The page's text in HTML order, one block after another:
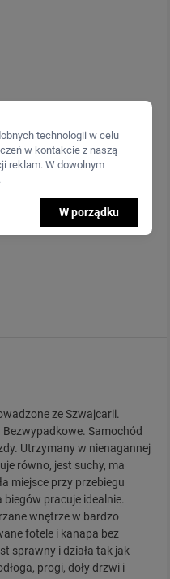
ze Szwajcarii.
Samochód
Utrzymany w nienagannej
równo, jest suchy, ma
miejsce przy przebiegu
pracuje idealnie.
wnętrze w bardzo
fotele i kanapa bez
sprawny i działa tak jak
progi, doły drzwi i
technologii w celu
w kontakcie z naszą
reklam. W dowolnym
W porządku